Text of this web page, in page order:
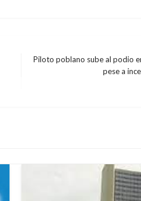
Piloto poblano sube al podio
pese a